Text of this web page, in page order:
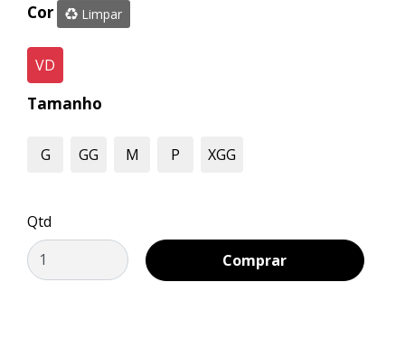
Cor
Limpar
VD
Tamanho
G GG M P XGG
Qtd
Comprar